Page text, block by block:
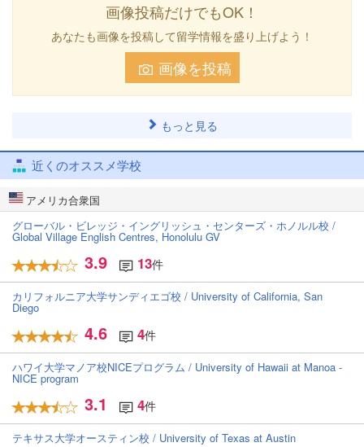
画像投稿だけでもOK！
あなたも画像を投稿して留学情報を盛り上げよう！
画像を投稿
もっと見る
近くのオススメ学校
アメリカ合衆国
グローバル・ビレッジ・イングリッシュ・センターズ・ホノルル校 /
Global Village English Centres, Honolulu GV
3.9 13件
カリフォルニア大学サンディエゴ校 / University of California, San
Diego
4.6 4件
ハワイ大学マノア校NICEプログラム / University of Hawaii at Manoa -
NICE program
3.1 4件
テキサス大学オースティン校 / University of Texas at Austin